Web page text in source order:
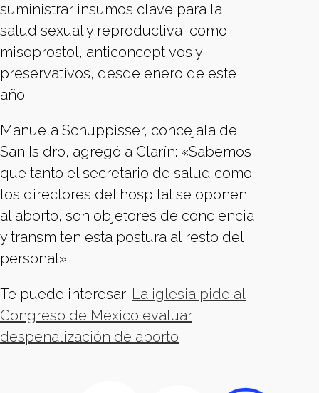
suministrar insumos clave para la
salud sexual y reproductiva, como
misoprostol, anticonceptivos y
preservativos, desde enero de este
año.
Manuela Schuppisser, concejala de
San Isidro, agregó a Clarín: «Sabemos
que tanto el secretario de salud como
los directores del hospital se oponen
al aborto, son objetores de conciencia
y transmiten esta postura al resto del
personal».
Te puede interesar: La iglesia pide al
Congreso de México evaluar
despenalización de aborto